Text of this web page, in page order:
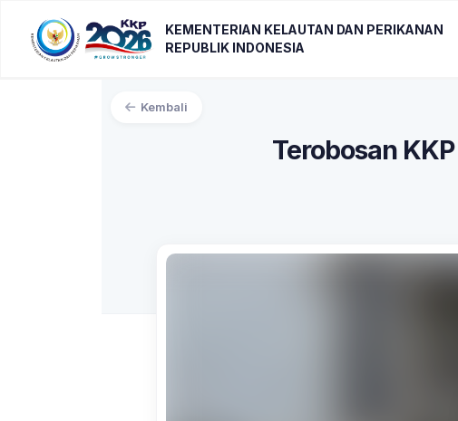
KEMENTERIAN KELAUTAN DAN PERIKANAN
REPUBLIK INDONESIA
Kembali
Terobosan